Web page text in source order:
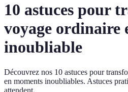
10 astuces pour
voyage ordinaire
inoubliable
Découvrez nos 10 astuces pour
en moments inoubliables. Astuces
attendent.